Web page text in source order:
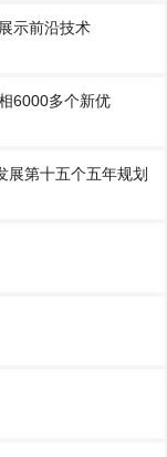
示前沿技术
6000多个新优
展第十五个五年规划